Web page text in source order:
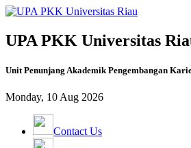
UPA PKK Universitas
Unit Penunjang Akademik Pengembangan
Monday, 10 Aug 2026
Contact Us